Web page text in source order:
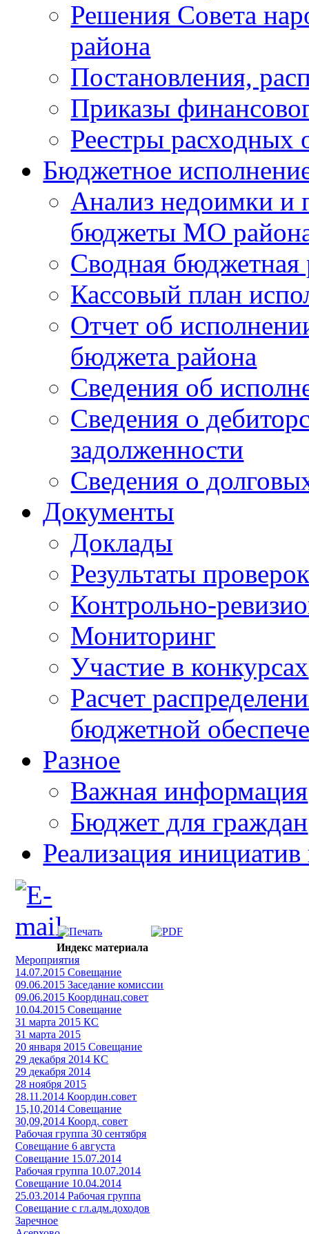
Решения Совета
района
Постановления,
Приказы
Реестры расходных
Бюджетное
Анализ недоимки и
бюджеты МО
Сводная бюджетная
Кассовый план
Отчет об
бюджета района
Сведения об
Сведения о
задолженности
Сведения о
Документы
Доклады
Результаты
Контрольно-
Мониторинг
Участие в конкурсах
Расчет
бюджетной
Разное
Важная информация
Бюджет для граждан
Реализация
Индекс материала
Мероприятия
14.07.2015 Совещание
09.06.2015 Заседание комиссии
09.06.2015 Координац.совет
10.04.2015 Совещание
31 марта 2015 КС
31 марта 2015
20 января 2015 Совещание
29 декабря 2014 КС
29 декабря 2014
28 ноября 2015
28.11.2014 Координ.совет
15,10,2014 Совещание
30,09,2014 Коорд. совет
Рабочая группа 30 сентября
Совещание 6 августа
Совещание 15.07.2014
Рабочая группа 10.07.2014
Совещание 10.04.2014
25.03.2014 Рабочая группа
Совещание с гл.адм.доходов
Заречное